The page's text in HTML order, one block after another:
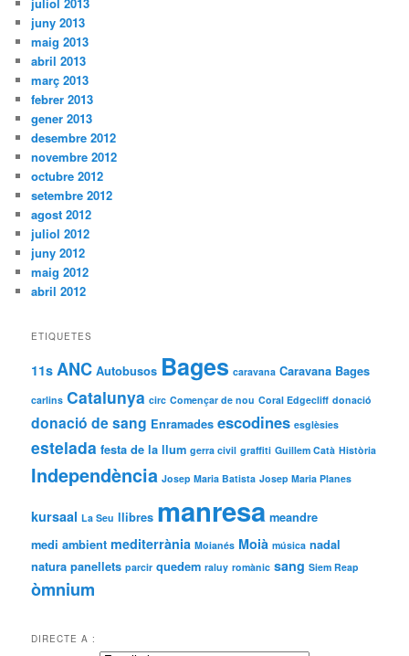
juny 2013
maig 2013
abril 2013
març 2013
febrer 2013
gener 2013
desembre 2012
novembre 2012
octubre 2012
setembre 2012
agost 2012
juliol 2012
juny 2012
maig 2012
abril 2012
ETIQUETES
11s ANC Autobusos Bages caravana Caravana Bages
carlins Catalunya circ Començar de nou Coral Edgecliff donació
donació de sang Enramades escodines esglèsies
estelada festa de la llum gerra civil graffiti Guillem Catà Història
Independència Josep Maria Batista Josep Maria Planes
kursaal La Seu llibres manresa meandre
medi ambient mediterrània Moianés Moià música nadal
natura panellets parcir quedem raluy romànic sang Siem Reap
òmnium
DIRECTE A :